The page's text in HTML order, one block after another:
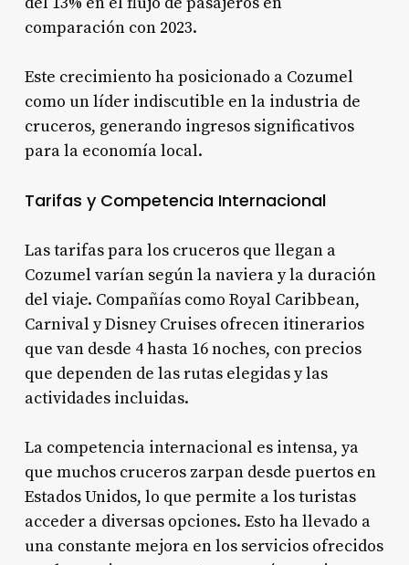
comparación con 2023.
Este crecimiento ha posicionado a Cozumel
como un líder indiscutible en la industria de
cruceros, generando ingresos significativos
para la economía local.
Tarifas y Competencia Internacional
Las tarifas para los cruceros que llegan a
Cozumel varían según la naviera y la duración
del viaje. Compañías como Royal Caribbean,
Carnival y Disney Cruises ofrecen itinerarios
que van desde 4 hasta 16 noches, con precios
que dependen de las rutas elegidas y las
actividades incluidas.
La competencia internacional es intensa, ya
que muchos cruceros zarpan desde puertos en
Estados Unidos, lo que permite a los turistas
acceder a diversas opciones. Esto ha llevado a
una constante mejora en los servicios ofrecidos